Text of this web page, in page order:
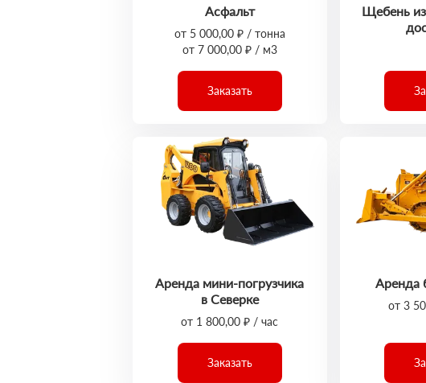
Асфальт
от 5 000,00 ₽ / тонна
от 7 000,00 ₽ / м3
Заказать
Щебень
Аренда мини-погрузчика
в Северке
от 1 800,00 ₽ / час
Заказать
Аренда
от 3